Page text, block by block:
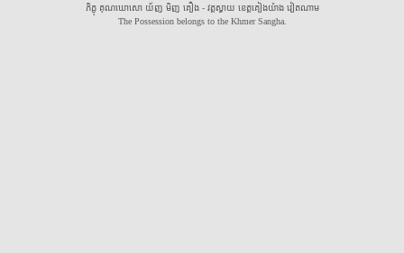
ភិក្ខុ គុណឃោសោ យ័ញ មិញ គឿង - វត្តស្វាយ ខេត្តគៀងយ៉ាង វៀតណាម
The Possession belongs to the Khmer Sangha.